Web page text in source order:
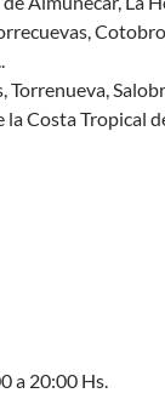
Costa Tropical
a 20:00 Hs.